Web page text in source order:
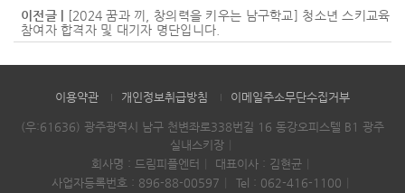
이전글 |
[2024 꿈과 끼, 창의력을 키우는 남구학교] 청소년 스키교육
참여자 합격자 및 대기자 명단입니다.
이용약관 개인정보취급방침 이메일주소무단수집거부
(우:61636) 광주광역시 남구 천변좌로338번길 16 동강오피스텔 B1 광주
실내스키장
회사명 : 드림피플엔터
대표이사 : 김현균
사업자등록번호 : 896-88-00597
Tel : 062-416-1100